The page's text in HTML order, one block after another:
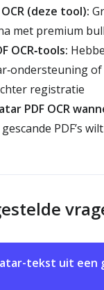
(deze tool):
met premium
OCR‑tools:
registratie
PDF OCR
PDF’s
tekst uit een